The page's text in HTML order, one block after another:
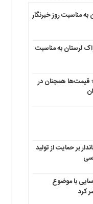
به‌ مناسبت روز خبرنگار
لرستان به مناسبت
قیمت‌ها همچنان در
بر حمایت از تولید
با موضوع
کرد